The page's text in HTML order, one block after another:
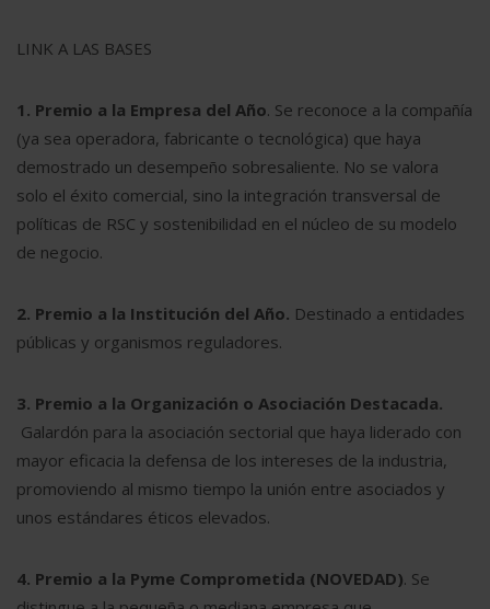
LINK A LAS BASES
1. Premio a la Empresa del Año. Se reconoce a la compañía
(ya sea operadora, fabricante o tecnológica) que haya
demostrado un desempeño sobresaliente. No se valora
solo el éxito comercial, sino la integración transversal de
políticas de RSC y sostenibilidad en el núcleo de su modelo
de negocio.
2. Premio a la Institución del Año. Destinado a entidades
públicas y organismos reguladores.
3. Premio a la Organización o Asociación Destacada.
Galardón para la asociación sectorial que haya liderado con
mayor eficacia la defensa de los intereses de la industria,
promoviendo al mismo tiempo la unión entre asociados y
unos estándares éticos elevados.
4. Premio a la Pyme Comprometida (NOVEDAD). Se